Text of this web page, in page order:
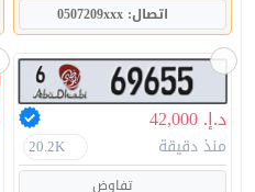
اتصال: 0507209xxx
د.إ. 42,000
منذ دقيقة 20.2K
تفاوض